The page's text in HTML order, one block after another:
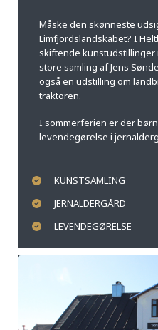
Måske den skønneste
Limfjordslandskabet? I
skiftende kunstudstillinger
store samling af Jens
også en udstilling om
traktoren.
I sommerferien er der
levendegørelse i
KUNSTSAMLING
JERNALDERGÅRD
LEVENDEGØRELSE